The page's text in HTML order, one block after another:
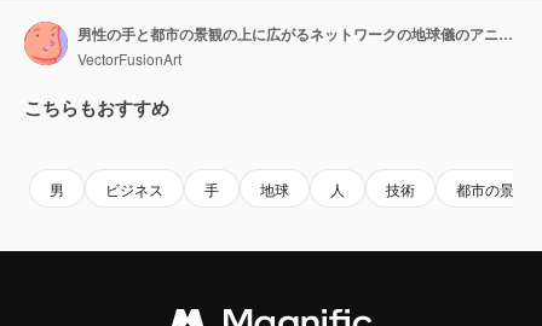
男性の手と都市の景観の上に広がるネットワークの地球儀のアニメーション
VectorFusionArt
こちらもおすすめ
男 ビジネス 手 地球 人 技術 都市の景観